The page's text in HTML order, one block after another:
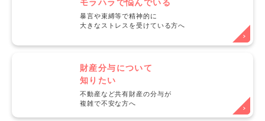
モラハラで悩んでいる
暴言や束縛等で精神的に
大きなストレスを受けている方へ
財産分与について
知りたい
不動産など共有財産の分与が
複雑で不安な方へ